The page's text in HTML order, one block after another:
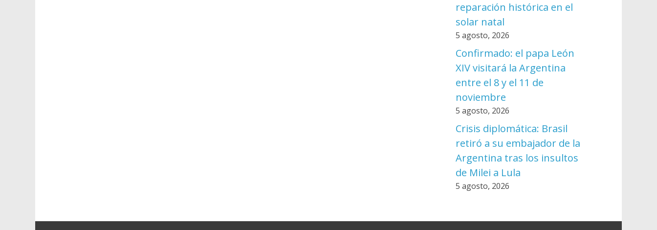
reparación histórica en el
solar natal
5 agosto, 2026
Confirmado: el papa León
XIV visitará la Argentina
entre el 8 y el 11 de
noviembre
5 agosto, 2026
Crisis diplomática: Brasil
retiró a su embajador de la
Argentina tras los insultos
de Milei a Lula
5 agosto, 2026